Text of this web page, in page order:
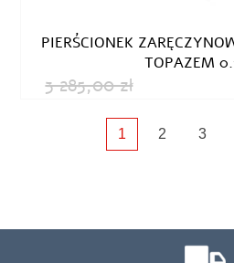
PIERŚCIONEK
TOPAZEM
3 285,00 zł
1 2 3